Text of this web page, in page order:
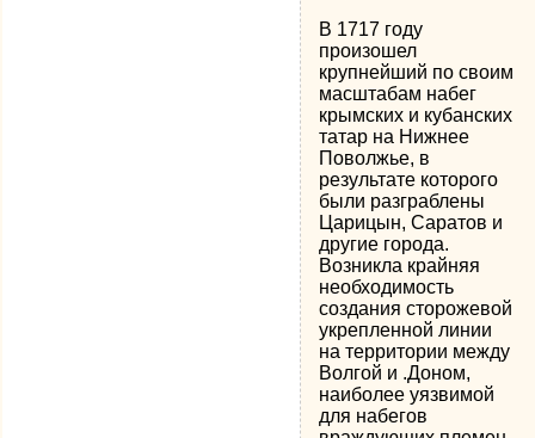
В 1717 году
произошел
крупнейший по своим
масштабам набег
крымских и кубанских
татар на Нижнее
Поволжье, в
результате которого
были разграблены
Царицын, Саратов и
другие города.
Возникла крайняя
необходимость
создания сторожевой
укрепленной линии
на территории между
Волгой и .Доном,
наиболее уязвимой
для набегов